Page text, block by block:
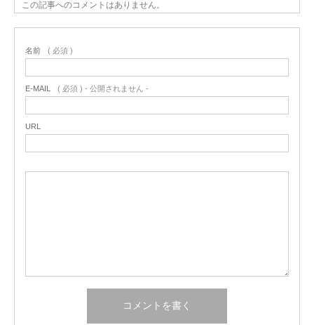
この記事へのコメントはありません。
名前 ( 必須 )
E-MAIL ( 必須 ) - 公開されません -
URL